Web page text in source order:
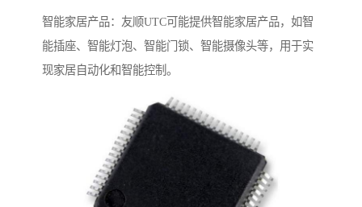
智能家居产品：友顺UTC可能提供智能家居产品，如智
能插座、智能灯泡、智能门锁、智能摄像头等，用于实
现家居自动化和智能控制。